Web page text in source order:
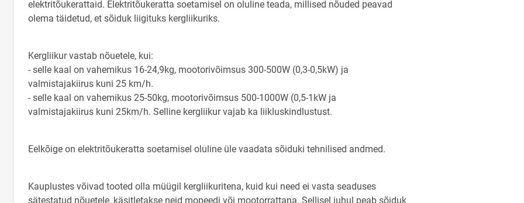
elektritõukerattaid. Elektritõukeratta soetamisel on oluline teada, millised nõuded peavad
olema täidetud, et sõiduk liigituks kergliikuriks.
Kergliikur vastab nõuetele, kui:
- selle kaal on vahemikus 16-24,9kg, mootorivõimsus 300-500W (0,3-0,5kW) ja
valmistajakiirus kuni 25 km/h.
- selle kaal on vahemikus 25-50kg, mootorivõimsus 500-1000W (0,5-1kW ja
valmistajakiirus kuni 25km/h. Selline kergliikur vajab ka liikluskindlustust.
Eelkõige on elektritõukeratta soetamisel oluline üle vaadata sõiduki tehnilised andmed.
Kauplustes võivad tooted olla müügil kergliikuritena, kuid kui need ei vasta seaduses
sätestatud nõuetele, käsitletakse neid mopeedi või mootorrattana. Sellisel juhul peab sõiduk